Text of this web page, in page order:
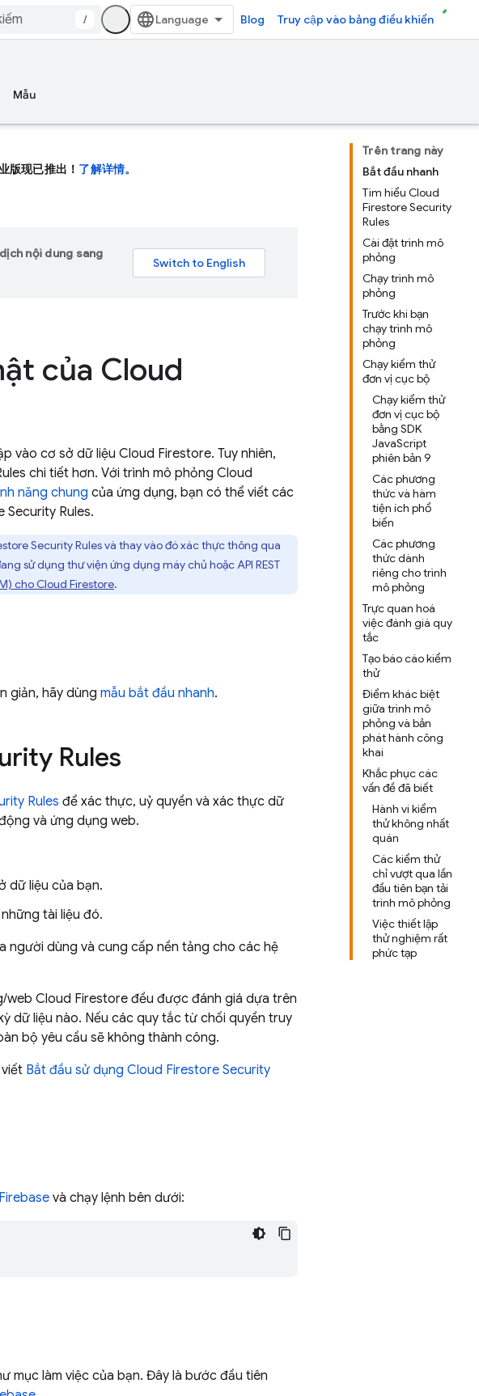
/ Blog Truy cập vào bảng điều khiển
Mẫu
Trên trang này
Bắt đầu nhanh
Tìm hiểu Cloud
Firestore Security
Rules
Cài đặt trình mô
phỏng
Chạy trình mô
phỏng
Trước khi bạn
chạy trình mô
phỏng
Chạy kiểm thử
đơn vị cục bộ
Chạy kiểm thử
đơn vị cục bộ
bằng SDK
JavaScript
phiên bản 9
Các phương
thức và hàm
tiện ích phổ
biến
Các phương
thức dành
riêng cho trình
mô phỏng
Trực quan hoá
việc đánh giá quy
tắc
Tạo báo cáo kiểm
thử
Điểm khác biệt
giữa trình mô
phỏng và bản
phát hành công
khai
Khắc phục các
vấn đề đã biết
Hành vi kiểm
thử không nhất
quán
Các kiểm thử
chỉ vượt qua lần
đầu tiên bạn tải
trình mô phỏng
Việc thiết lập
thử nghiệm rất
phức tạp
版现已推出！ 了解详情。
nội dung sang
của Cloud
vào cơ sở dữ liệu Cloud Firestore. Tuy nhiên,
chi tiết hơn. Với trình mô phỏng Cloud
năng chung của ứng dụng, bạn có thể viết các
Security Rules.
Security Rulesvà thay vào đó xác thực thông qua
sử dụng thư viện ứng dụng máy chủ hoặc API REST
cho Cloud Firestore.
giản, hãy dùng mẫu bắt đầu nhanh.
Rules
Rules để xác thực, uỷ quyền và xác thực dữ
và ứng dụng web.
dữ liệu của bạn.
tài liệu đó.
người dùng và cung cấp nền tảng cho các hệ
web Cloud Firestore đều được đánh giá dựa trên
dữ liệu nào. Nếu các quy tắc từ chối quyền truy
bộ yêu cầu sẽ không thành công.
Bắt đầu sử dụng Cloud Firestore Security
Firebase và chạy lệnh bên dưới:
mục làm việc của bạn. Đây là bước đầu tiên